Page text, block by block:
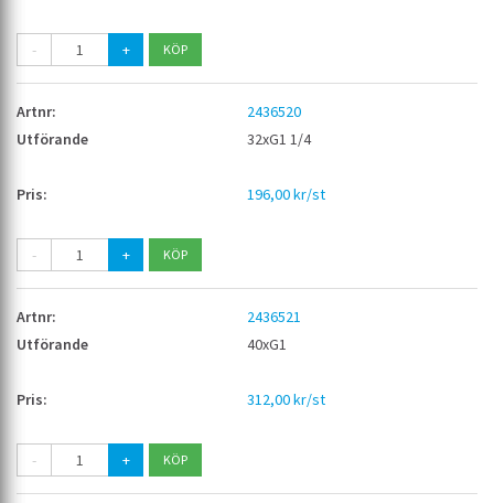
- +
2436520
32xG1 1/4
196,00 kr/st
- +
2436521
40xG1
312,00 kr/st
- +